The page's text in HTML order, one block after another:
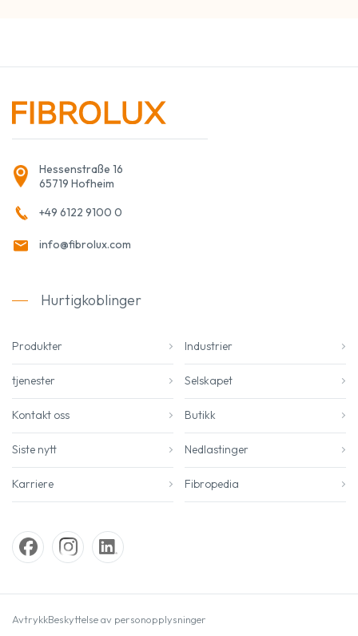
Hessenstraße 16
65719 Hofheim
+49 6122 9100 0
info@fibrolux.com
Hurtigkoblinger
Produkter Industrier
tjenester Selskapet
Kontakt oss Butikk
Siste nytt Nedlastinger
Karriere Fibropedia
AvtrykkBeskyttelse av personopplysninger